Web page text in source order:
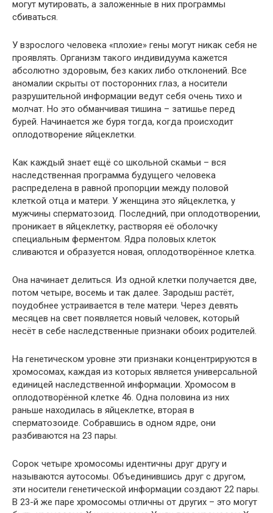
могут мутировать, а заложенные в них программы
сбиваться.
У взрослого человека «плохие» гены могут никак себя не
проявлять. Организм такого индивидуума кажется
абсолютно здоровым, без каких либо отклонений. Все
аномалии скрыты от посторонних глаз, а носители
разрушительной информации ведут себя очень тихо и
молчат. Но это обманчивая тишина – затишье перед
бурей. Начинается же буря тогда, когда происходит
оплодотворение яйцеклетки.
Как каждый знает ещё со школьной скамьи – вся
наследственная программа будущего человека
распределена в равной пропорции между половой
клеткой отца и матери. У женщина это яйцеклетка, у
мужчины сперматозоид. Последний, при оплодотворении,
проникает в яйцеклетку, растворяя её оболочку
специальным ферментом. Ядра половых клеток
сливаются и образуется новая, оплодотворённое клетка.
Она начинает делиться. Из одной клетки получается две,
потом четыре, восемь и так далее. Зародыш растёт,
поудобнее устраивается в теле матери. Через девять
месяцев на свет появляется новый человек, который
несёт в себе наследственные признаки обоих родителей.
На генетическом уровне эти признаки концентрируются в
хромосомах, каждая из которых является универсальной
единицей наследственной информации. Хромосом в
оплодотворённой клетке 46. Одна половина из них
раньше находилась в яйцеклетке, вторая в
сперматозоиде. Собравшись в одном ядре, они
разбиваются на 23 пары.
Сорок четыре хромосомы идентичны друг другу и
называются аутосомы. Объединившись друг с другом,
эти носители генетической информации создают 22 пары.
В 23-й же паре хромосомы отличны от других – это могут